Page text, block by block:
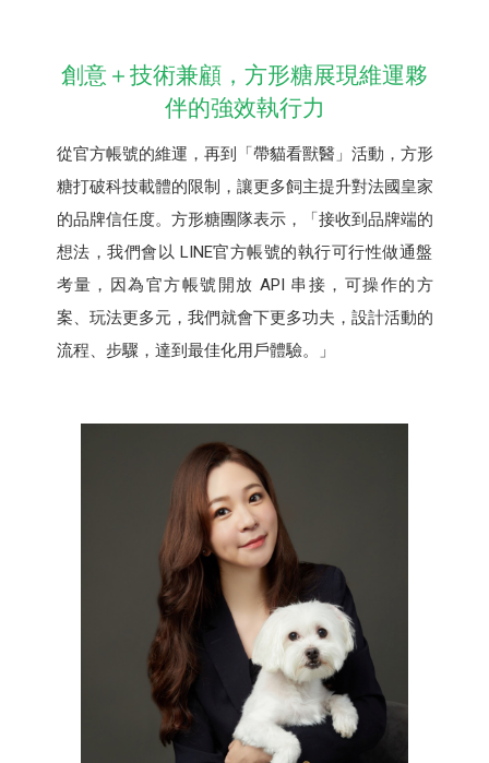
創意＋技術兼顧，方形糖展現維運夥
伴的強效執行力
從官方帳號的維運，再到「帶貓看獸醫」活動，方形
糖打破科技載體的限制，讓更多飼主提升對法國皇家
的品牌信任度。方形糖團隊表示，「接收到品牌端的
想法，我們會以 LINE官方帳號的執行可行性做通盤
考量，因為官方帳號開放 API 串接，可操作的方
案、玩法更多元，我們就會下更多功夫，設計活動的
流程、步驟，達到最佳化用戶體驗。」